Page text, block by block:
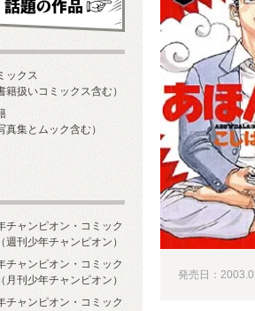
発売日：
ックス
籍扱いコミックス含む）
真集とムック含む）
チャンピオン・コミック
週刊少年チャンピオン）
チャンピオン・コミック
月刊少年チャンピオン）
チャンピオン・コミック